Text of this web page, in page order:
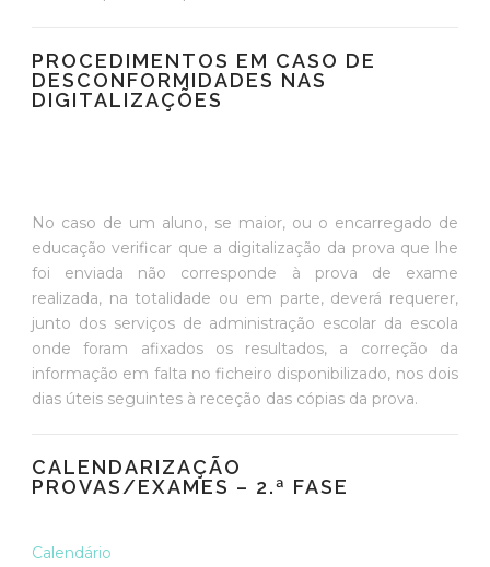
PROCEDIMENTOS EM CASO DE
DESCONFORMIDADES NAS
DIGITALIZAÇÕES
No caso de um aluno, se maior, ou o encarregado de
educação verificar que a digitalização da prova que lhe
foi enviada não corresponde à prova de exame
realizada, na totalidade ou em parte, deverá requerer,
junto dos serviços de administração escolar da escola
onde foram afixados os resultados, a correção da
informação em falta no ficheiro disponibilizado, nos dois
dias úteis seguintes à receção das cópias da prova.
CALENDARIZAÇÃO
PROVAS/EXAMES – 2.ª FASE
Calendário